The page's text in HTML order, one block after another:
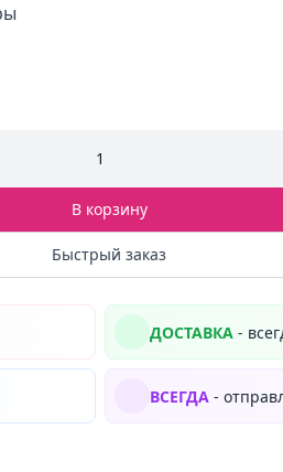
1
В корзину
Быстрый заказ
ДОСТАВКА -
ВСЕГДА -